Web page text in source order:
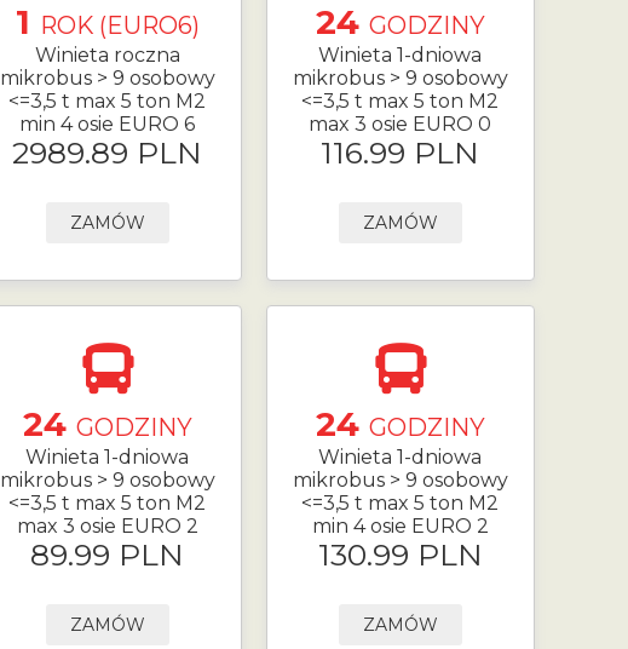
1 ROK (EURO6)
Winieta roczna
mikrobus > 9 osobowy
<=3,5 t max 5 ton M2
min 4 osie EURO 6
2989.89 PLN
ZAMÓW
24 GODZINY
Winieta 1-dniowa
mikrobus > 9 osobowy
<=3,5 t max 5 ton M2
max 3 osie EURO 0
116.99 PLN
ZAMÓW
24 GODZINY
Winieta 1-dniowa
mikrobus > 9 osobowy
<=3,5 t max 5 ton M2
max 3 osie EURO 2
89.99 PLN
ZAMÓW
24 GODZINY
Winieta 1-dniowa
mikrobus > 9 osobowy
<=3,5 t max 5 ton M2
min 4 osie EURO 2
130.99 PLN
ZAMÓW